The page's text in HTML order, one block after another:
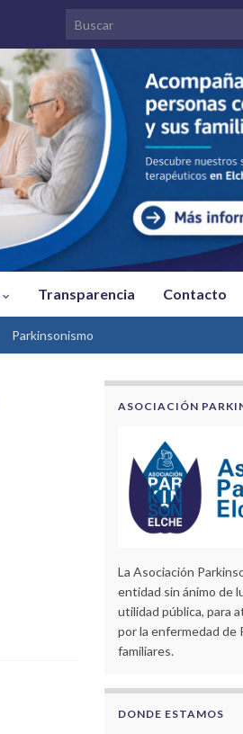
Search for:
Transparencia Contacto
Parkinsonismo
ASOCIACIÓN
La Asociación
entidad sin ánimo de
utilidad pública, para
por la enfermedad de
familiares.
DONDE ESTAMOS